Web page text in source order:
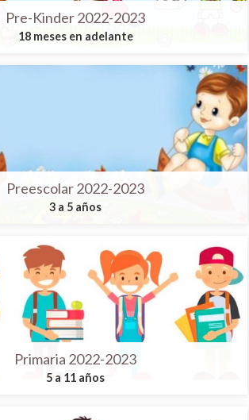
Pre-Kinder 2022-2023
18 meses en adelante
Preescolar 2022-2023
3 a 5 años
Primaria 2022-2023
5 a 11 años